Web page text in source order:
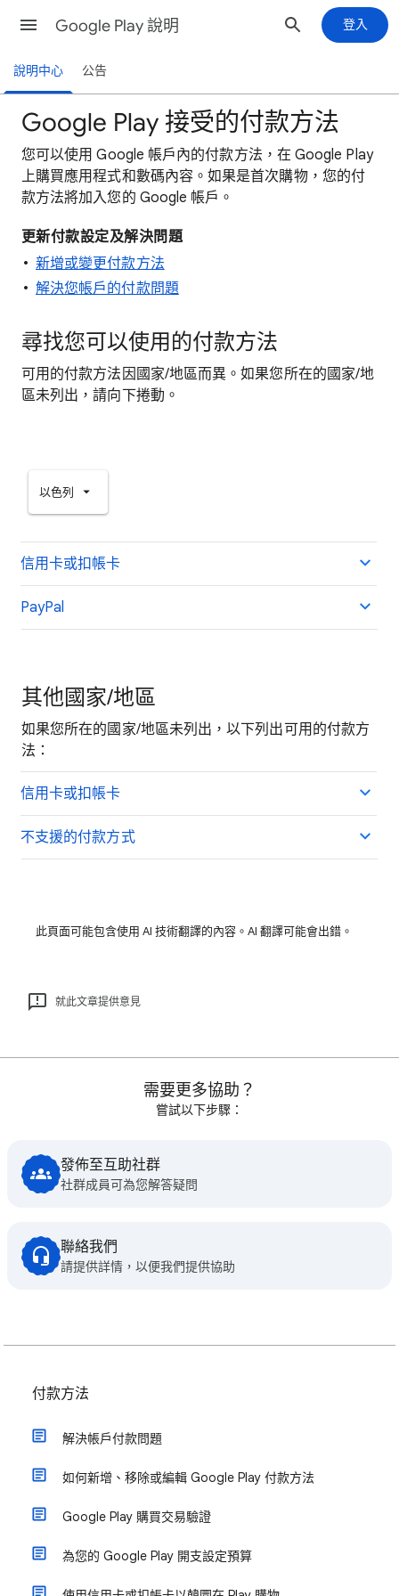
Google Play 說明 登入
說明中心 公告
Google Play 接受的付款方法
您可以使用 Google 帳戶內的付款方法，在 Google Play
上購買應用程式和數碼內容。如果是首次購物，您的付
款方法將加入您的 Google 帳戶。
更新付款設定及解決問題
新增或變更付款方法
解決您帳戶的付款問題
尋找您可以使用的付款方法
可用的付款方法因國家/地區而異。如果您所在的國家/地
區未列出，請向下捲動。
以色列
信用卡或扣帳卡
PayPal
其他國家/地區
如果您所在的國家/地區未列出，以下列出可用的付款方
法：
信用卡或扣帳卡
不支援的付款方式
此頁面可能包含使用 AI 技術翻譯的內容。AI 翻譯可能會出錯。
就此文章提供意見
需要更多協助？
嘗試以下步驟：
發佈至互助社群
社群成員可為您解答疑問
聯絡我們
請提供詳情，以便我們提供協助
付款方法
解決帳戶付款問題
如何新增、移除或編輯 Google Play 付款方法
Google Play 購買交易驗證
為您的 Google Play 開支設定預算